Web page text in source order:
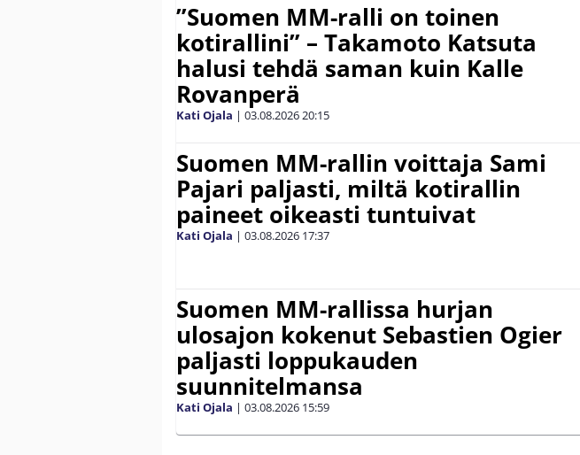
”Suomen MM-ralli on toinen
kotirallini” – Takamoto Katsuta
halusi tehdä saman kuin Kalle
Rovanperä
Kati Ojala | 03.08.202620:15
Suomen MM-rallin voittaja Sami
Pajari paljasti, miltä kotirallin
paineet oikeasti tuntuivat
Kati Ojala | 03.08.2026 17:37
Suomen MM-rallissa hurjan
ulosajon kokenut Sebastien Ogier
paljasti loppukauden
suunnitelmansa
Kati Ojala | 03.08.2026 15:59